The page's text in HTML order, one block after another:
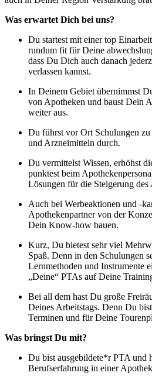
Was erwartet Dich bei uns?
Du startest mit einer top
rundum fit für Deine
dass Du Dich auch danach
verlassen kannst.
In Deinem Gebiet übernimmst
von Apotheken und baust Dein
weiter aus.
Du führst vor Ort Schulungen
und Arzneimitteln durch.
Du vermittelst Wissen, erhöhst
punktest beim
Lösungen für die Steigerung des
Auch bei Werbeaktionen und -
Apothekenpartner von der
Dein Know-how bauen.
Kurz, Du bietest sehr viel
Spaß. Denn in den Schulungen
Lernmethoden und Instrumente
„Deine“ PTAs auf Deine
Bei all dem hast Du große
Deines Arbeitstags. Denn Du
Terminen und für Deine
Was bringst Du mit?
Du bist ausgebildete*r PTA und
Berufserfahrung in einer